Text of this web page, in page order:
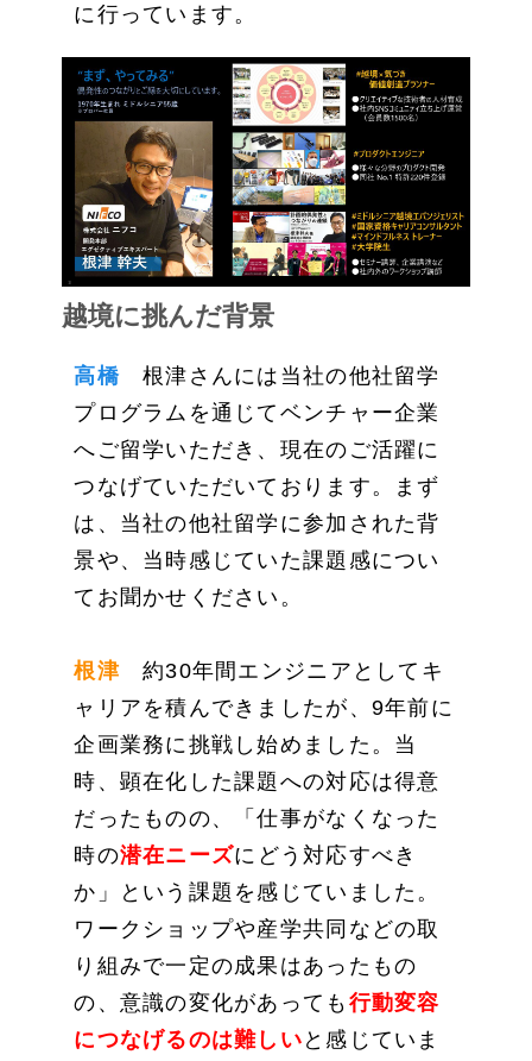
に行っています。
越境に挑んだ背景
高橋根津さんには当社の他社留学
プログラムを通じてベンチャー企業
へご留学いただき、現在のご活躍に
つなげていただいております。まず
は、当社の他社留学に参加された背
景や、当時感じていた課題感につい
てお聞かせください。
根津約30年間エンジニアとしてキ
ャリアを積んできましたが、9年前に
企画業務に挑戦し始めました。当
時、顕在化した課題への対応は得意
だったものの、「仕事がなくなった
時の潜在ニーズにどう対応すべき
か」という課題を感じていました。
ワークショップや産学共同などの取
り組みで一定の成果はあったもの
の、意識の変化があっても 行動変容
につなげるのは難しい と感じていま